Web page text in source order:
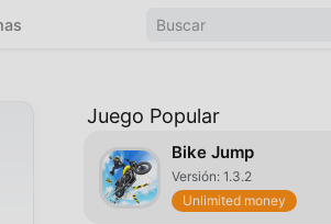
Juego Popular
Bike Jump
Versión: 1.3.2
Unlimited money